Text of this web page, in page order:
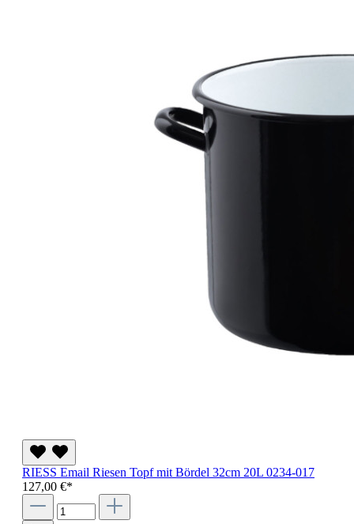
RIESS Email Riesen Topf mit Bördel 32cm 20L 0234-017
127,00 €*